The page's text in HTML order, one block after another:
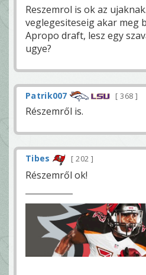
Reszemrol is ok az
veglegesiteseig akar meg
Apropo draft, lesz egy
ugye?
Patrik007 368
Részemről is.
Tibes 202
Részemről ok!